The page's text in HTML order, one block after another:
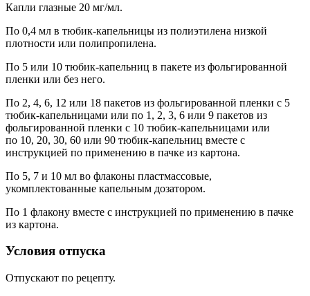
Капли глазные 20 мг/мл.
По 0,4 мл в тюбик-капельницы из полиэтилена низкой
плотности или полипропилена.
По 5 или 10 тюбик-капельниц в пакете из фольгированной
пленки или без него.
По 2, 4, 6, 12 или 18 пакетов из фольгированной пленки с 5
тюбик-капельницами или по 1, 2, 3, 6 или 9 пакетов из
фольгированной пленки с 10 тюбик-капельницами или
по 10, 20, 30, 60 или 90 тюбик-капельниц вместе с
инструкцией по применению в пачке из картона.
По 5, 7 и 10 мл во флаконы пластмассовые,
укомплектованные капельным дозатором.
По 1 флакону вместе с инструкцией по применению в пачке
из картона.
Условия отпуска
Отпускают по рецепту.